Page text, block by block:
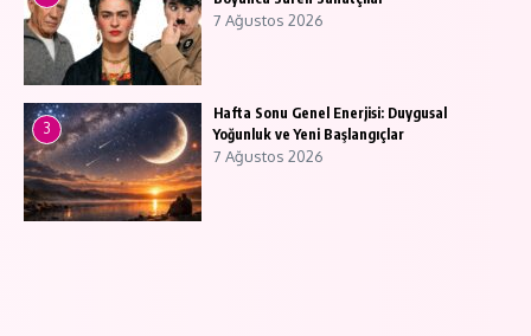
7 Ağustos 2026
3
Hafta Sonu Genel Enerjisi: Duygusal
Yoğunluk ve Yeni Başlangıçlar
7 Ağustos 2026